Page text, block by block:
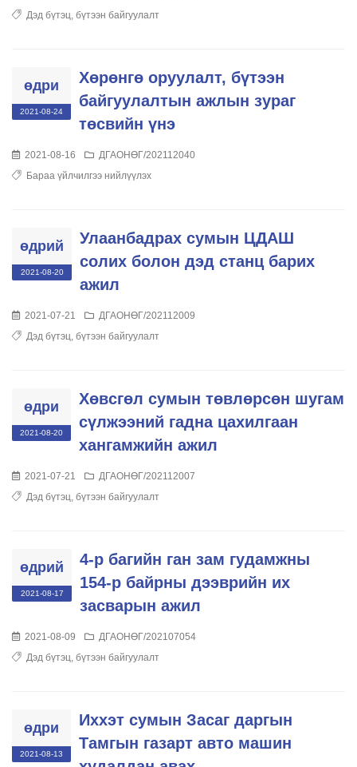
Дэд бүтэц, бүтээн байгуулалт
өдри
2021-08-24
Хөрөнгө оруулалт, бүтээн
байгуулалтын ажлын зураг
төсвийн үнэ
2021-08-16
ДГАОНӨГ/202112040
Бараа үйлчилгээ нийлүүлэх
өдрий
2021-08-20
Улаанбадрах сумын ЦДАШ
солих болон дэд станц барих
ажил
2021-07-21
ДГАОНӨГ/202112009
Дэд бүтэц, бүтээн байгуулалт
өдри
2021-08-20
Хөвсгөл сумын төвлөрсөн шугам
сүлжээний гадна цахилгаан
хангамжийн ажил
2021-07-21
ДГАОНӨГ/202112007
Дэд бүтэц, бүтээн байгуулалт
өдрий
2021-08-17
4-р багийн ган зам гудамжны
154-р байрны дээврийн их
засварын ажил
2021-08-09
ДГАОНӨГ/202107054
Дэд бүтэц, бүтээн байгуулалт
өдри
2021-08-13
Иххэт сумын Засаг даргын
Тамгын газарт авто машин